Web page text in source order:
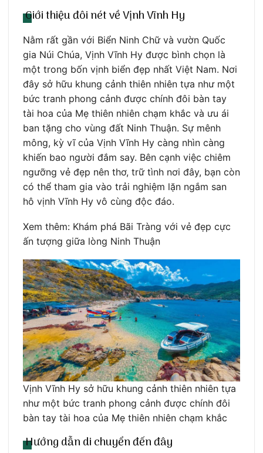
Giới thiệu đôi nét về Vịnh Vĩnh Hy
Nằm rất gần với Biển Ninh Chữ và vườn Quốc
gia Núi Chúa, Vịnh Vĩnh Hy được bình chọn là
một trong bốn vịnh biển đẹp nhất Việt Nam. Nơi
đây sở hữu khung cảnh thiên nhiên tựa như một
bức tranh phong cảnh được chính đôi bàn tay
tài hoa của Mẹ thiên nhiên chạm khắc và ưu ái
ban tặng cho vùng đất Ninh Thuận. Sự mênh
mông, kỳ vĩ của Vịnh Vĩnh Hy càng nhìn càng
khiến bao người đắm say. Bên cạnh việc chiêm
ngưỡng vẻ đẹp nên thơ, trữ tình nơi đây, bạn còn
có thể tham gia vào trải nghiệm lặn ngắm san
hô vịnh Vĩnh Hy vô cùng độc đáo.
Xem thêm: Khám phá Bãi Tràng với vẻ đẹp cực
ấn tượng giữa lòng Ninh Thuận
Vịnh Vĩnh Hy sở hữu khung cảnh thiên nhiên tựa
như một bức tranh phong cảnh được chính đôi
bàn tay tài hoa của Mẹ thiên nhiên chạm khắc
Hướng dẫn di chuyển đến đây